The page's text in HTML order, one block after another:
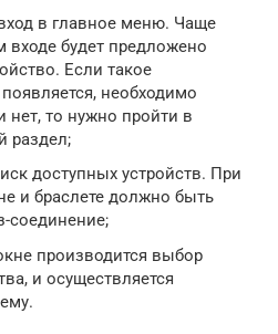
в главное меню. Чаще
входе будет предложено
Если такое
необходимо
нет, то нужно пройти в
раздел;
доступных устройств. При
и браслете должно быть
соединение;
производится выбор
и осуществляется